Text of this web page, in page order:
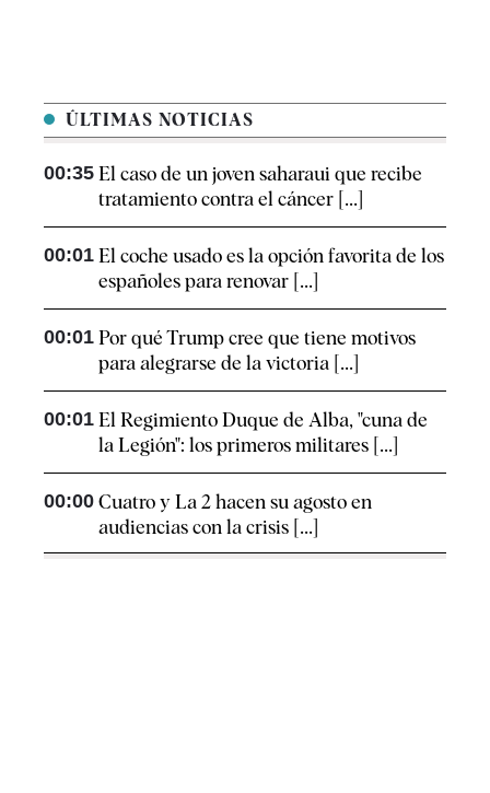
ÚLTIMAS NOTICIAS
00:35 El caso de un joven saharaui que recibe
tratamiento contra el cáncer [...]
00:01 El coche usado es la opción favorita de los
españoles para renovar [...]
00:01 Por qué Trump cree que tiene motivos
para alegrarse de la victoria [...]
00:01 El Regimiento Duque de Alba, "cuna de
la Legión": los primeros militares [...]
00:00 Cuatro y La 2 hacen su agosto en
audiencias con la crisis [...]